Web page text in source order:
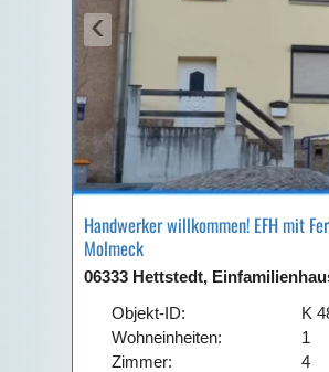
‹
Handwerker willkommen! EFH mit
Molmeck
06333 Hettstedt,
Objekt-ID:
K
Wohneinheiten:
1
Zimmer:
4